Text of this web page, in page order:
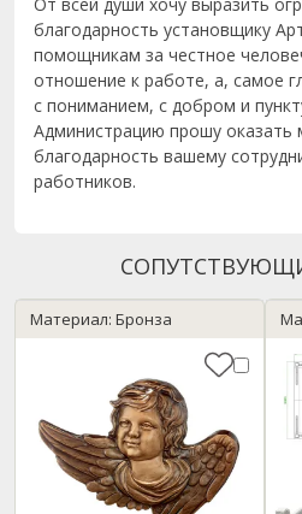
благодарность установщику
помощникам за честное
отношение к работе, а, самое
с пониманием, с добром и
Администрацию прошу оказать
благодарность вашему
работников.
Материал: Бронза